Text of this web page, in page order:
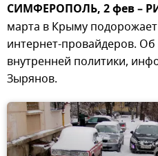
СИМФЕРОПОЛЬ, 2 фев –
марта в Крыму подорожает
интернет-провайдеров.
внутренней политики,
Зырянов.